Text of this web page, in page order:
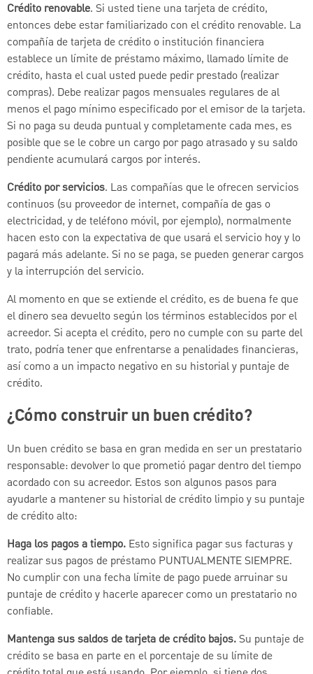
Crédito renovable. Si usted tiene una tarjeta de crédito,
entonces debe estar familiarizado con el crédito renovable. La
compañía de tarjeta de crédito o institución financiera
establece un límite de préstamo máximo, llamado límite de
crédito, hasta el cual usted puede pedir prestado (realizar
compras). Debe realizar pagos mensuales regulares de al
menos el pago mínimo especificado por el emisor de la tarjeta.
Si no paga su deuda puntual y completamente cada mes, es
posible que se le cobre un cargo por pago atrasado y su saldo
pendiente acumulará cargos por interés.
Crédito por servicios. Las compañías que le ofrecen servicios
continuos (su proveedor de internet, compañía de gas o
electricidad, y de teléfono móvil, por ejemplo), normalmente
hacen esto con la expectativa de que usará el servicio hoy y lo
pagará más adelante. Si no se paga, se pueden generar cargos
y la interrupción del servicio.
Al momento en que se extiende el crédito, es de buena fe que
el dinero sea devuelto según los términos establecidos por el
acreedor. Si acepta el crédito, pero no cumple con su parte del
trato, podría tener que enfrentarse a penalidades financieras,
así como a un impacto negativo en su historial y puntaje de
crédito.
¿Cómo construir un buen crédito?
Un buen crédito se basa en gran medida en ser un prestatario
responsable: devolver lo que prometió pagar dentro del tiempo
acordado con su acreedor. Estos son algunos pasos para
ayudarle a mantener su historial de crédito limpio y su puntaje
de crédito alto:
Haga los pagos a tiempo. Esto significa pagar sus facturas y
realizar sus pagos de préstamo PUNTUALMENTE SIEMPRE.
No cumplir con una fecha límite de pago puede arruinar su
puntaje de crédito y hacerle aparecer como un prestatario no
confiable.
Mantenga sus saldos de tarjeta de crédito bajos.Su puntaje de
crédito se basa en parte en el porcentaje de su límite de